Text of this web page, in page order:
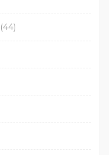
(44)